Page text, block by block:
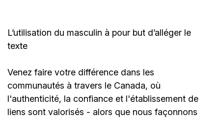
L’utilisation du masculin à pour but d’alléger le
texte
Venez faire votre différence dans les
communautés à travers le Canada, où
l'authenticité, la confiance et l'établissement de
liens sont valorisés - alors que nous façonnons